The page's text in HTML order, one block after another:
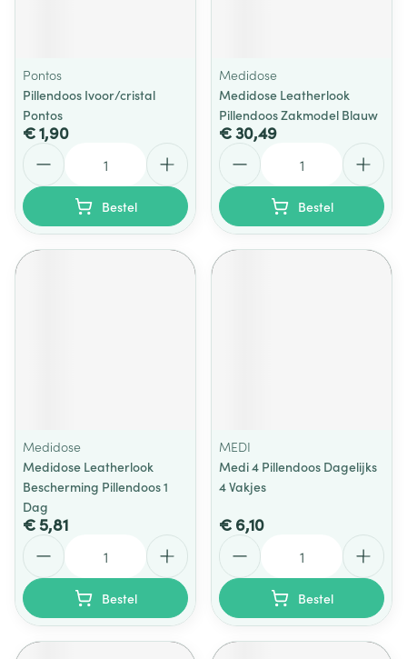
Pontos
Pillendoos Ivoor/cristal
Pontos
€ 1,90
Bestel
Medidose
Medidose Leatherlook
Pillendoos Zakmodel Blauw
€ 30,49
Bestel
Medidose
Medidose Leatherlook
Bescherming Pillendoos 1
Dag
€ 5,81
Bestel
MEDI
Medi 4 Pillendoos Dagelijks
4 Vakjes
€ 6,10
Bestel